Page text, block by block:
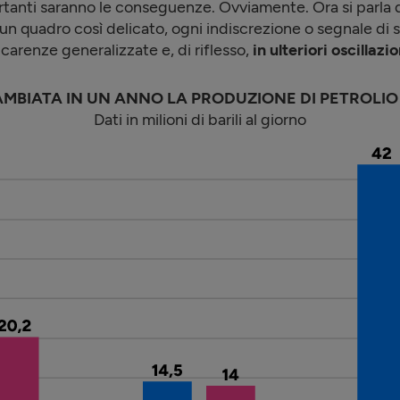
saranno le conseguenze. Ovviamente. Ora si parla
quadro così delicato, ogni indiscrezione o segnale di
generalizzate e, di riflesso, in ulteriori
IN UN ANNO LA PRODUZIONE DI PETROLIO
Dati in milioni di barili al giorno